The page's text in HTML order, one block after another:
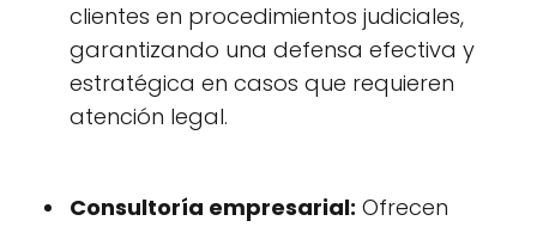
clientes en procedimientos judiciales,
garantizando una defensa efectiva y
estratégica en casos que requieren
atención legal.
Consultoría empresarial: Ofrecen